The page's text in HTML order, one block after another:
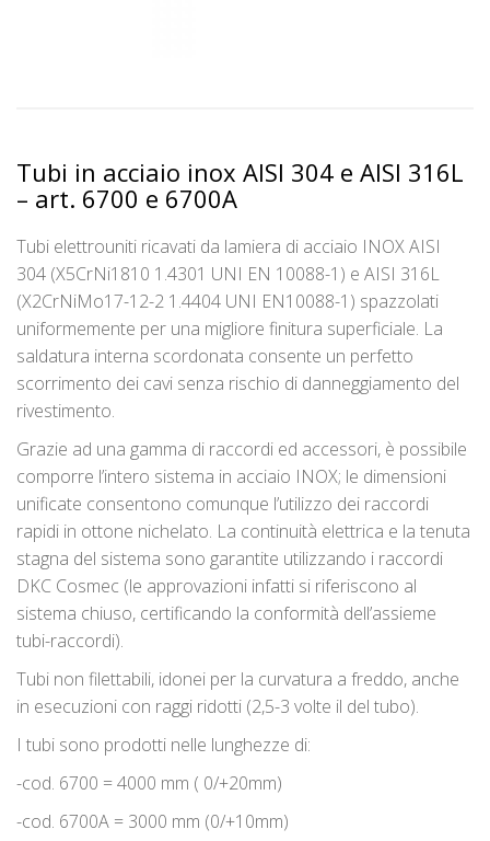
Tubi in acciaio inox AISI 304 e AISI 316L
– art. 6700 e 6700A
Tubi elettrouniti ricavati da lamiera di acciaio INOX AISI
304 (X5CrNi1810 1.4301 UNI EN 10088-1) e AISI 316L
(X2CrNiMo17-12-2 1.4404 UNI EN10088-1) spazzolati
uniformemente per una migliore finitura superficiale. La
saldatura interna scordonata consente un perfetto
scorrimento dei cavi senza rischio di danneggiamento del
rivestimento.
Grazie ad una gamma di raccordi ed accessori, è possibile
comporre l’intero sistema in acciaio INOX; le dimensioni
unificate consentono comunque l’utilizzo dei raccordi
rapidi in ottone nichelato. La continuità elettrica e la tenuta
stagna del sistema sono garantite utilizzando i raccordi
DKC Cosmec (le approvazioni infatti si riferiscono al
sistema chiuso, certificando la conformità dell’assieme
tubi-raccordi).
Tubi non filettabili, idonei per la curvatura a freddo, anche
in esecuzioni con raggi ridotti (2,5-3 volte il del tubo).
I tubi sono prodotti nelle lunghezze di:
-cod. 6700 = 4000 mm ( 0/+20mm)
-cod. 6700A = 3000 mm (0/+10mm)